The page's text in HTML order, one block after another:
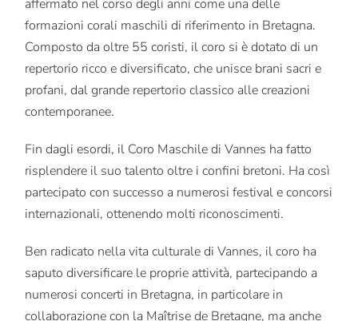
affermato nel corso degli anni come una delle
formazioni corali maschili di riferimento in Bretagna.
Composto da oltre 55 coristi, il coro si è dotato di un
repertorio ricco e diversificato, che unisce brani sacri e
profani, dal grande repertorio classico alle creazioni
contemporanee.
Fin dagli esordi, il Coro Maschile di Vannes ha fatto
risplendere il suo talento oltre i confini bretoni. Ha così
partecipato con successo a numerosi festival e concorsi
internazionali, ottenendo molti riconoscimenti.
Ben radicato nella vita culturale di Vannes, il coro ha
saputo diversificare le proprie attività, partecipando a
numerosi concerti in Bretagna, in particolare in
collaborazione con la Maîtrise de Bretagne, ma anche